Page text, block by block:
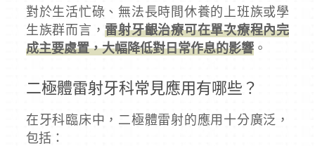
對於生活忙碌、無法長時間休養的上班族或學
生族群而言，雷射牙齦治療可在單次療程內完
成主要處置，大幅降低對日常作息的影響。
二極體雷射牙科常見應用有哪些？
在牙科臨床中，二極體雷射的應用十分廣泛，
包括：